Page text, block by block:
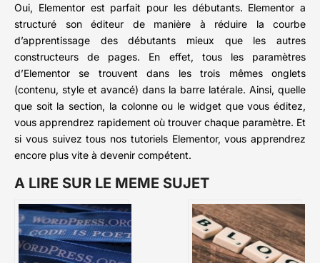
Oui, Elementor est parfait pour les débutants. Elementor a
structuré son éditeur de manière à réduire la courbe
d’apprentissage des débutants mieux que les autres
constructeurs de pages. En effet, tous les paramètres
d’Elementor se trouvent dans les trois mêmes onglets
(contenu, style et avancé) dans la barre latérale. Ainsi, quelle
que soit la section, la colonne ou le widget que vous éditez,
vous apprendrez rapidement où trouver chaque paramètre. Et
si vous suivez tous nos tutoriels Elementor, vous apprendrez
encore plus vite à devenir compétent.
A LIRE SUR LE MEME SUJET